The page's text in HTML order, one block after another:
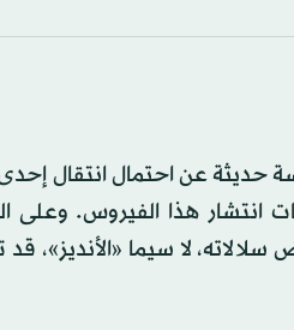
عن احتمال انتقال
انتشار هذا الفيروس. وعلى
لا سيما «الأنديز»،